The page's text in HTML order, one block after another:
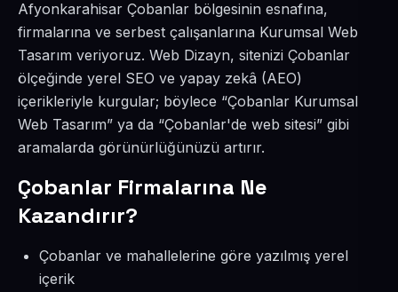
Afyonkarahisar Çobanlar bölgesinin esnafına,
firmalarına ve serbest çalışanlarına Kurumsal Web
Tasarım veriyoruz. Web Dizayn, sitenizi Çobanlar
ölçeğinde yerel SEO ve yapay zekâ (AEO)
içerikleriyle kurgular; böylece “Çobanlar Kurumsal
Web Tasarım” ya da “Çobanlar'de web sitesi” gibi
aramalarda görünürlüğünüzü artırır.
Çobanlar Firmalarına Ne
Kazandırır?
Çobanlar ve mahallelerine göre yazılmış yerel
içerik